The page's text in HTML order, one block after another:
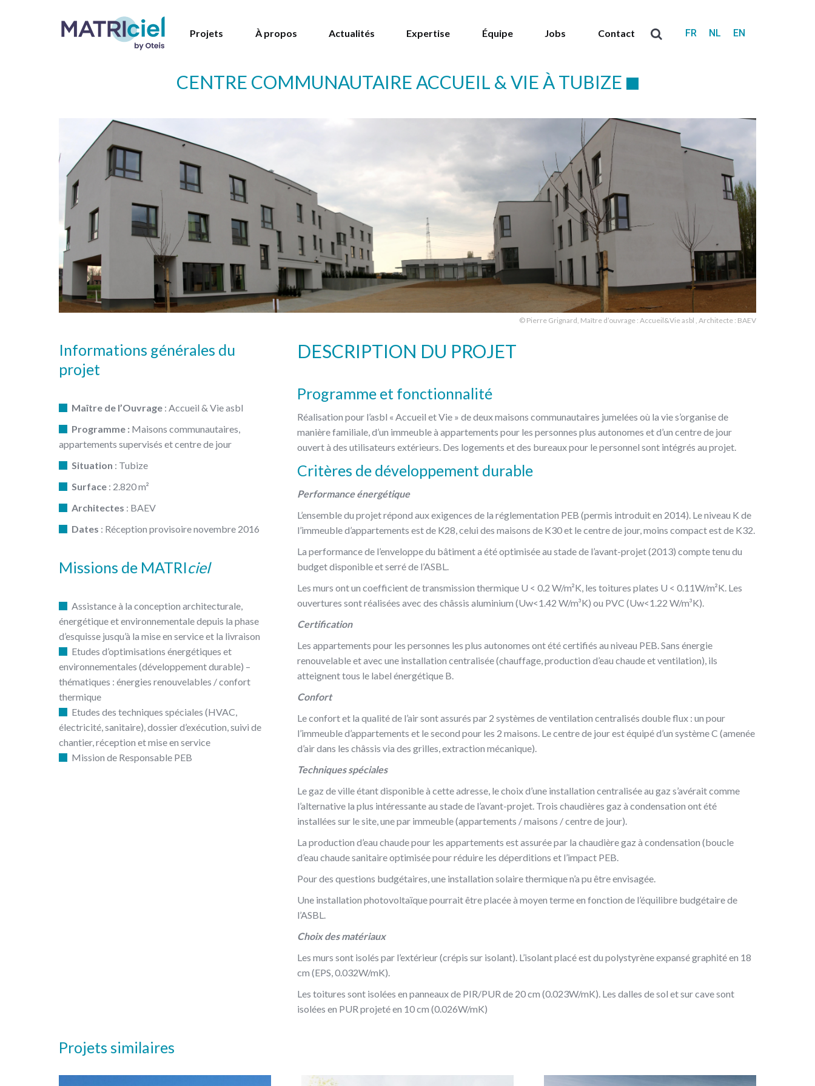
Projets À propos Actualités Expertise Équipe Jobs Contact
Recherche
FR NL EN
CENTRE COMMUNAUTAIRE ACCUEIL & VIE À TUBIZE
© Pierre Grignard, Maître d’ouvrage : Accueil&Vie asbl , Architecte : BAEV
Informations générales du
projet
Maître de l’Ouvrage : Accueil & Vie asbl
Programme : Maisons communautaires,
appartements supervisés et centre de jour
Situation : Tubize
Surface : 2.820 m²
Architectes : BAEV
Dates : Réception provisoire novembre 2016
Missions de MATRIciel
Assistance à la conception architecturale,
énergétique et environnementale depuis la phase
d’esquisse jusqu’à la mise en service et la livraison
Etudes d’optimisations énergétiques et
environnementales (développement durable) –
thématiques : énergies renouvelables / confort
thermique
Etudes des techniques spéciales (HVAC,
électricité, sanitaire), dossier d’exécution, suivi de
chantier, réception et mise en service
Mission de Responsable PEB
DESCRIPTION DU PROJET
Programme et fonctionnalité
Réalisation pour l’asbl « Accueil et Vie » de deux maisons communautaires jumelées où la vie s’organise de
manière familiale, d’un immeuble à appartements pour les personnes plus autonomes et d’un centre de jour
ouvert à des utilisateurs extérieurs. Des logements et des bureaux pour le personnel sont intégrés au projet.
Critères de développement durable
Performance énergétique
L’ensemble du projet répond aux exigences de la réglementation PEB (permis introduit en 2014). Le niveau K de
l’immeuble d’appartements est de K28, celui des maisons de K30 et le centre de jour, moins compact est de K32.
La performance de l’enveloppe du bâtiment a été optimisée au stade de l’avant-projet (2013) compte tenu du
budget disponible et serré de l’ASBL.
Les murs ont un coefficient de transmission thermique U < 0.2 W/m²K, les toitures plates U < 0.11W/m²K. Les
ouvertures sont réalisées avec des châssis aluminium (Uw<1.42 W/m³K) ou PVC (Uw<1.22 W/m³K).
Certification
Les appartements pour les personnes les plus autonomes ont été certifiés au niveau PEB. Sans énergie
renouvelable et avec une installation centralisée (chauffage, production d’eau chaude et ventilation), ils
atteignent tous le label énergétique B.
Confort
Le confort et la qualité de l’air sont assurés par 2 systèmes de ventilation centralisés double flux : un pour
l’immeuble d’appartements et le second pour les 2 maisons. Le centre de jour est équipé d’un système C (amenée
d’air dans les châssis via des grilles, extraction mécanique).
Techniques spéciales
Le gaz de ville étant disponible à cette adresse, le choix d’une installation centralisée au gaz s’avérait comme
l’alternative la plus intéressante au stade de l’avant-projet. Trois chaudières gaz à condensation ont été
installées sur le site, une par immeuble (appartements / maisons / centre de jour).
La production d’eau chaude pour les appartements est assurée par la chaudière gaz à condensation (boucle
d’eau chaude sanitaire optimisée pour réduire les déperditions et l’impact PEB.
Pour des questions budgétaires, une installation solaire thermique n’a pu être envisagée.
Une installation photovoltaïque pourrait être placée à moyen terme en fonction de l’équilibre budgétaire de
l’ASBL.
Choix des matériaux
Les murs sont isolés par l’extérieur (crépis sur isolant). L’isolant placé est du polystyrène expansé graphité en 18
cm (EPS, 0.032W/mK).
Les toitures sont isolées en panneaux de PIR/PUR de 20 cm (0.023W/mK). Les dalles de sol et sur cave sont
isolées en PUR projeté en 10 cm (0.026W/mK)
Projets similaires